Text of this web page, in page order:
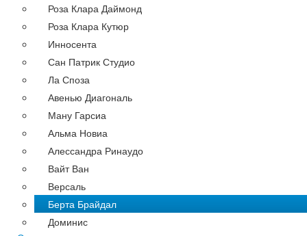
Роза Клара Даймонд
Роза Клара Кутюр
Инносента
Сан Патрик Студио
Ла Споза
Авенью Диагональ
Ману Гарсиа
Альма Новиа
Алессандра Ринаудо
Вайт Ван
Версаль
Берта Брайдал
Доминис